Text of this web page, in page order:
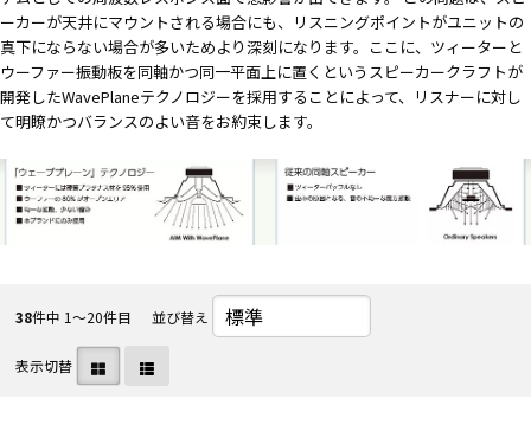
ーカーが天井にマウントされる場合にも、リスニングポイントがユニットの
真下にならない場合が多いためより深刻になります。ここに、ツィーターと
ウーファー振動板を同軸かつ同一平面上に置くというスピーカークラフトが
開発したWavePlaneテクノロジーを採用することによって、リスナーに対し
て明瞭かつバランスのよい音をお約束します。
38件中 1〜20件目 並び替え
表示切替